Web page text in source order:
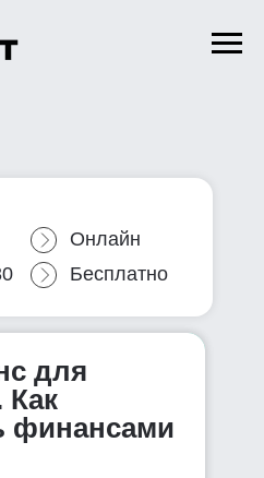
для
Как
финансами
Онлайн
Бесплатно